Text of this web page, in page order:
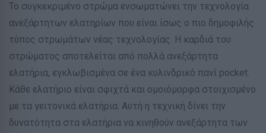
Το συγκεκριμένο στρώμα ενσωματώνει την τεχνολογία
ανεξάρτητων ελατηρίων που είναι ίσως ο πιο δημοφιλής
τύπος στρωμάτων νέας τεχνολογίας. Η καρδιά του
στρώματος αποτελείται από πολλά ανεξάρτητα
ελατήρια, εγκλωβισμένα σε ένα κυλινδρικό πανί pocket.
Κάθε ελατήριο είναι σφιχτά και ομοιόμορφα στοιχισμένο
με τα γειτονικά ελατήρια. Αυτή η τεχνική δίνει την
δυνατότητα στα ελατήρια να κινηθούν ανεξάρτητα των